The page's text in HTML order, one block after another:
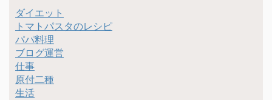
ダイエット
トマトパスタのレシピ
パパ料理
ブログ運営
仕事
原付二種
生活